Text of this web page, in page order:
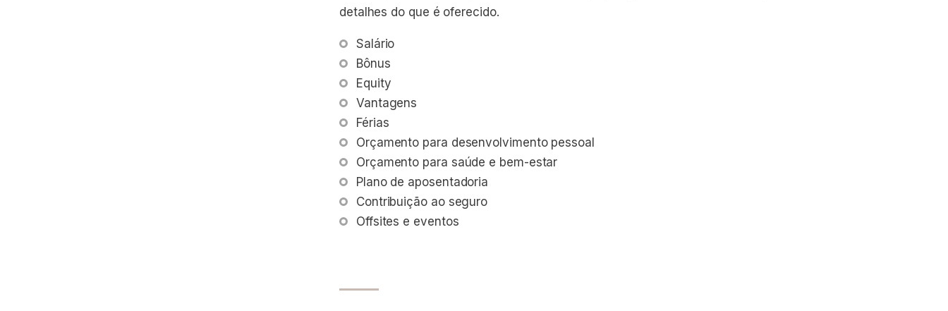
detalhes do que é oferecido.
Salário
Bônus
Equity
Vantagens
Férias
Orçamento para desenvolvimento pessoal
Orçamento para saúde e bem-estar
Plano de aposentadoria
Contribuição ao seguro
Offsites e eventos